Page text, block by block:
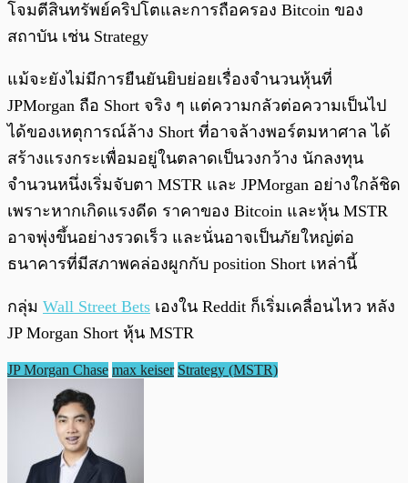
โจมตีสินทรัพย์คริปโตและการถือครอง Bitcoin ของ
สถาบัน เช่น Strategy
แม้จะยังไม่มีการยืนยันยิบย่อยเรื่องจำนวนหุ้นที่
JPMorgan ถือ Short จริง ๆ แต่ความกลัวต่อความเป็นไป
ได้ของเหตุการณ์ล้าง Short ที่อาจล้างพอร์ตมหาศาล ได้
สร้างแรงกระเพื่อมอยู่ในตลาดเป็นวงกว้าง นักลงทุน
จำนวนหนึ่งเริ่มจับตา MSTR และ JPMorgan อย่างใกล้ชิด
เพราะหากเกิดแรงดีด ราคาของ Bitcoin และหุ้น MSTR
อาจพุ่งขึ้นอย่างรวดเร็ว และนั่นอาจเป็นภัยใหญ่ต่อ
ธนาคารที่มีสภาพคล่องผูกกับ position Short เหล่านี้
กลุ่ม Wall Street Bets เองใน Reddit ก็เริ่มเคลื่อนไหว หลัง
JP Morgan Short หุ้น MSTR
JP Morgan Chase max keiser Strategy (MSTR)